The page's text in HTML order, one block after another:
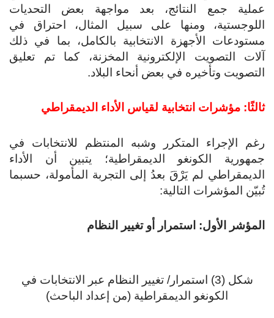
عملية جمع النتائج، بعد مواجهة بعض التحديات
اللوجستية، ومنها على سبيل المثال، احتراق في
مستودعات الأجهزة الانتخابية بالكامل، بما في ذلك
آلات التصويت الإلكترونية المخزنة، كما تم تعليق
التصويت وتأخيره في بعض أنحاء البلاد.
ثالثًا: مؤشرات انتخابية لقياس الأداء الديمقراطي
رغم الإجراء المتكرر وشبه المنتظم للانتخابات في
جمهورية الكونغو الديمقراطية؛ يتبين أن الأداء
الديمقراطي لم يَرْقَ بعدُ إلى التجربة المأمولة، حسبما
تُبيّن المؤشرات التالية:
المؤشر الأول: استمرار أو تغيير النظام
شكل (3) استمرار/ تغيير النظام عبر الانتخابات في
الكونغو الديمقراطية (من إعداد الباحث)